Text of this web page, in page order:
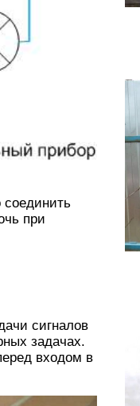
соединить
при
сигналов
задачах.
входом в